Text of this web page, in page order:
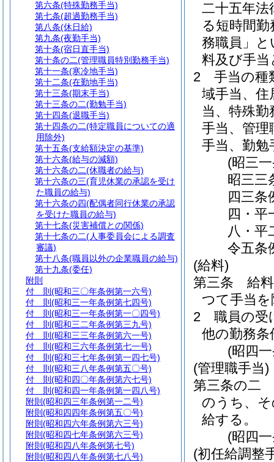
二十五年法
る短時間
務職員」と
料及び手
2
手当の種
域手当、住
当、特殊
手当、管理
手当、勤勉
(昭三
昭三三
四三条
四・平
八・平
令五条
(給料)
第三条
給
つて手当
2
職員の受
他の勤務
(昭四
(管理職手当)
第三条の二
のうち、
給する。
(昭四
(初任給調整
第六条(特殊勤務手当)
第七条(超過勤務手当)
第八条(休日給)
第九条(夜勤手当)
第十条(宿日直手当)
第十条の二(管理職員特別勤務手当)
第十一条(寒冷地手当)
第十二条(在勤地手当)
第十三条(期末手当)
第十三条の二(勤勉手当)
第十四条(退職手当)
第十四条の二(特定職員についての適
用除外)
第十五条(支給額決定の基準)
第十六条(給与の減額)
第十六条の二(休職者の給与)
第十六条の三(育児休業の承認を受け
た職員の給与)
第十六条の四(配偶者同行休業の承認
を受けた職員の給与)
第十七条(災害補償との関係)
第十七条の二(人事委員会による調査
審議)
第十八条(職員以外の企業職員の給与)
第十九条(委任)
附則
付 則 (昭和三〇年条例第一六号)
付 則 (昭和三一年条例第七四号)
付 則 (昭和三一年条例第一〇四号)
付 則 (昭和三二年条例第三九号)
付 則 (昭和三三年条例第六一号)
付 則 (昭和三六年条例第七一号)
付 則 (昭和三七年条例第一四七号)
付 則 (昭和三八年条例第五〇号)
付 則 (昭和四〇年条例第六七号)
付 則 (昭和四一年条例第一四八号)
附則 (昭和四三年条例第一二号)
附則 (昭和四四年条例第五〇号)
附則 (昭和四六年条例第六三号)
附則 (昭和四七年条例第六三号)
附則 (昭和四八年条例第七号)
附則 (昭和四八年条例第七八号)